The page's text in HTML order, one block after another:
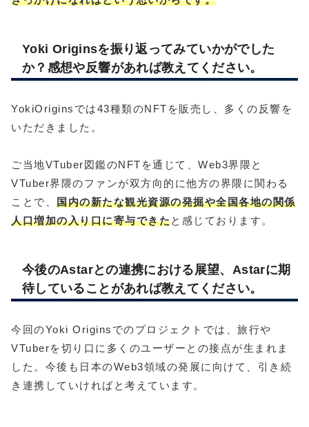
Yoki Originsを振り返ってみていかがでした
か？感想や反響があれば教えてください。
YokiOriginsでは43種類のNFTを販売し、多くの反響を
いただきました。
ご当地VTuber図鑑のNFTを通じて、Web3界隈と
VTuber界隈のファンが双方向的に他方の界隈に関わる
ことで、 国内の新たな観光資源の発掘や全国各地の関係
人口増加の入り口に寄与できたと感じております。
今後のAstarとの連携における展望、Astarに期
待していることがあれば教えてください。
今回のYoki Originsでのプロジェクトでは、旅行や
VTuberを切り口に多くのユーザーとの接点が生まれま
した。今後も日本のWeb3領域の発展に向けて、引き続
き連携していければと考えています。